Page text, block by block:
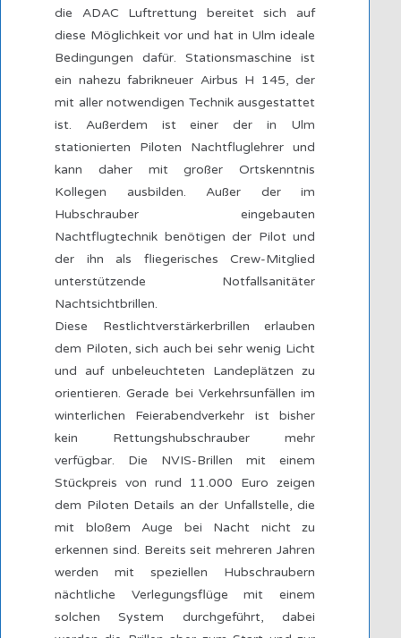
die ADAC Luftrettung bereitet sich auf
diese Möglichkeit vor und hat in Ulm ideale
Bedingungen dafür. Stationsmaschine ist
ein nahezu fabrikneuer Airbus H 145, der
mit aller notwendigen Technik ausgestattet
ist. Außerdem ist einer der in Ulm
stationierten Piloten Nachtfluglehrer und
kann daher mit großer Ortskenntnis
Kollegen ausbilden. Außer der im
Hubschrauber eingebauten
Nachtflugtechnik benötigen der Pilot und
der ihn als fliegerisches Crew-Mitglied
unterstützende Notfallsanitäter
Nachtsichtbrillen.
Diese Restlichtverstärkerbrillen erlauben
dem Piloten, sich auch bei sehr wenig Licht
und auf unbeleuchteten Landeplätzen zu
orientieren. Gerade bei Verkehrsunfällen im
winterlichen Feierabendverkehr ist bisher
kein Rettungshubschrauber mehr
verfügbar. Die NVIS-Brillen mit einem
Stückpreis von rund 11.000 Euro zeigen
dem Piloten Details an der Unfallstelle, die
mit bloßem Auge bei Nacht nicht zu
erkennen sind. Bereits seit mehreren Jahren
werden mit speziellen Hubschraubern
nächtliche Verlegungsflüge mit einem
solchen System durchgeführt, dabei